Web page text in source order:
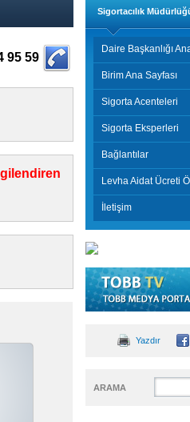
95 59
Sigortacılık
Daire Başkanlığı
Birim Ana Sayfası
Sigorta Acenteleri
Sigorta Eksperleri
Bağlantılar
Levha Aidat Ücreti
İletişim
Yazdır
ARAMA